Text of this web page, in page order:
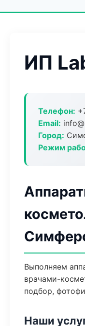
ИП
Телефон:
Email:
Город:
Режим
Выполняем
врачами-
подбор,
Наши